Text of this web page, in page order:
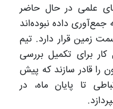
علمی در حال حاضر
داده نبوده‌اند
زمین قرار دارد. تیم
برای تکمیل بررسی
را قادر سازند که پیش
تا پایان ماه، در